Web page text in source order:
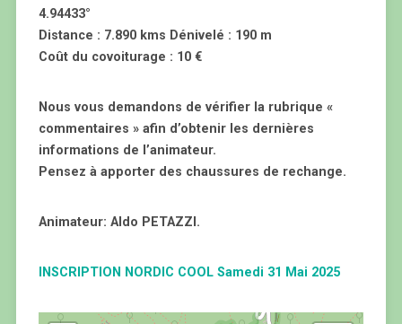
4.94433°
Distance : 7.890 kms Dénivelé : 190 m
Coût du covoiturage : 10 €
Nous vous demandons de vérifier la rubrique «
commentaires » afin d’obtenir les dernières
informations de l’animateur.
Pensez à apporter des chaussures de rechange.
Animateur: Aldo PETAZZI.
INSCRIPTION NORDIC COOL Samedi 31 Mai 2025